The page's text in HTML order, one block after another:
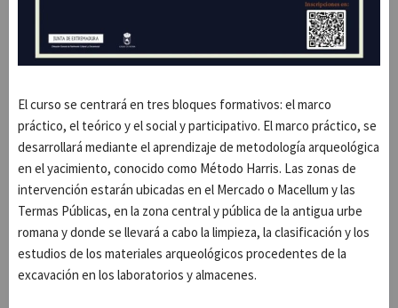
El curso se centrará en tres bloques formativos: el marco
práctico, el teórico y el social y participativo. El marco práctico, se
desarrollará mediante el aprendizaje de metodología arqueológica
en el yacimiento, conocido como Método Harris. Las zonas de
intervención estarán ubicadas en el Mercado o Macellum y las
Termas Públicas, en la zona central y pública de la antigua urbe
romana y donde se llevará a cabo la limpieza, la clasificación y los
estudios de los materiales arqueológicos procedentes de la
excavación en los laboratorios y almacenes.